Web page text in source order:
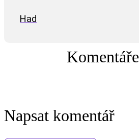
Had
Komentáře
Napsat komentář